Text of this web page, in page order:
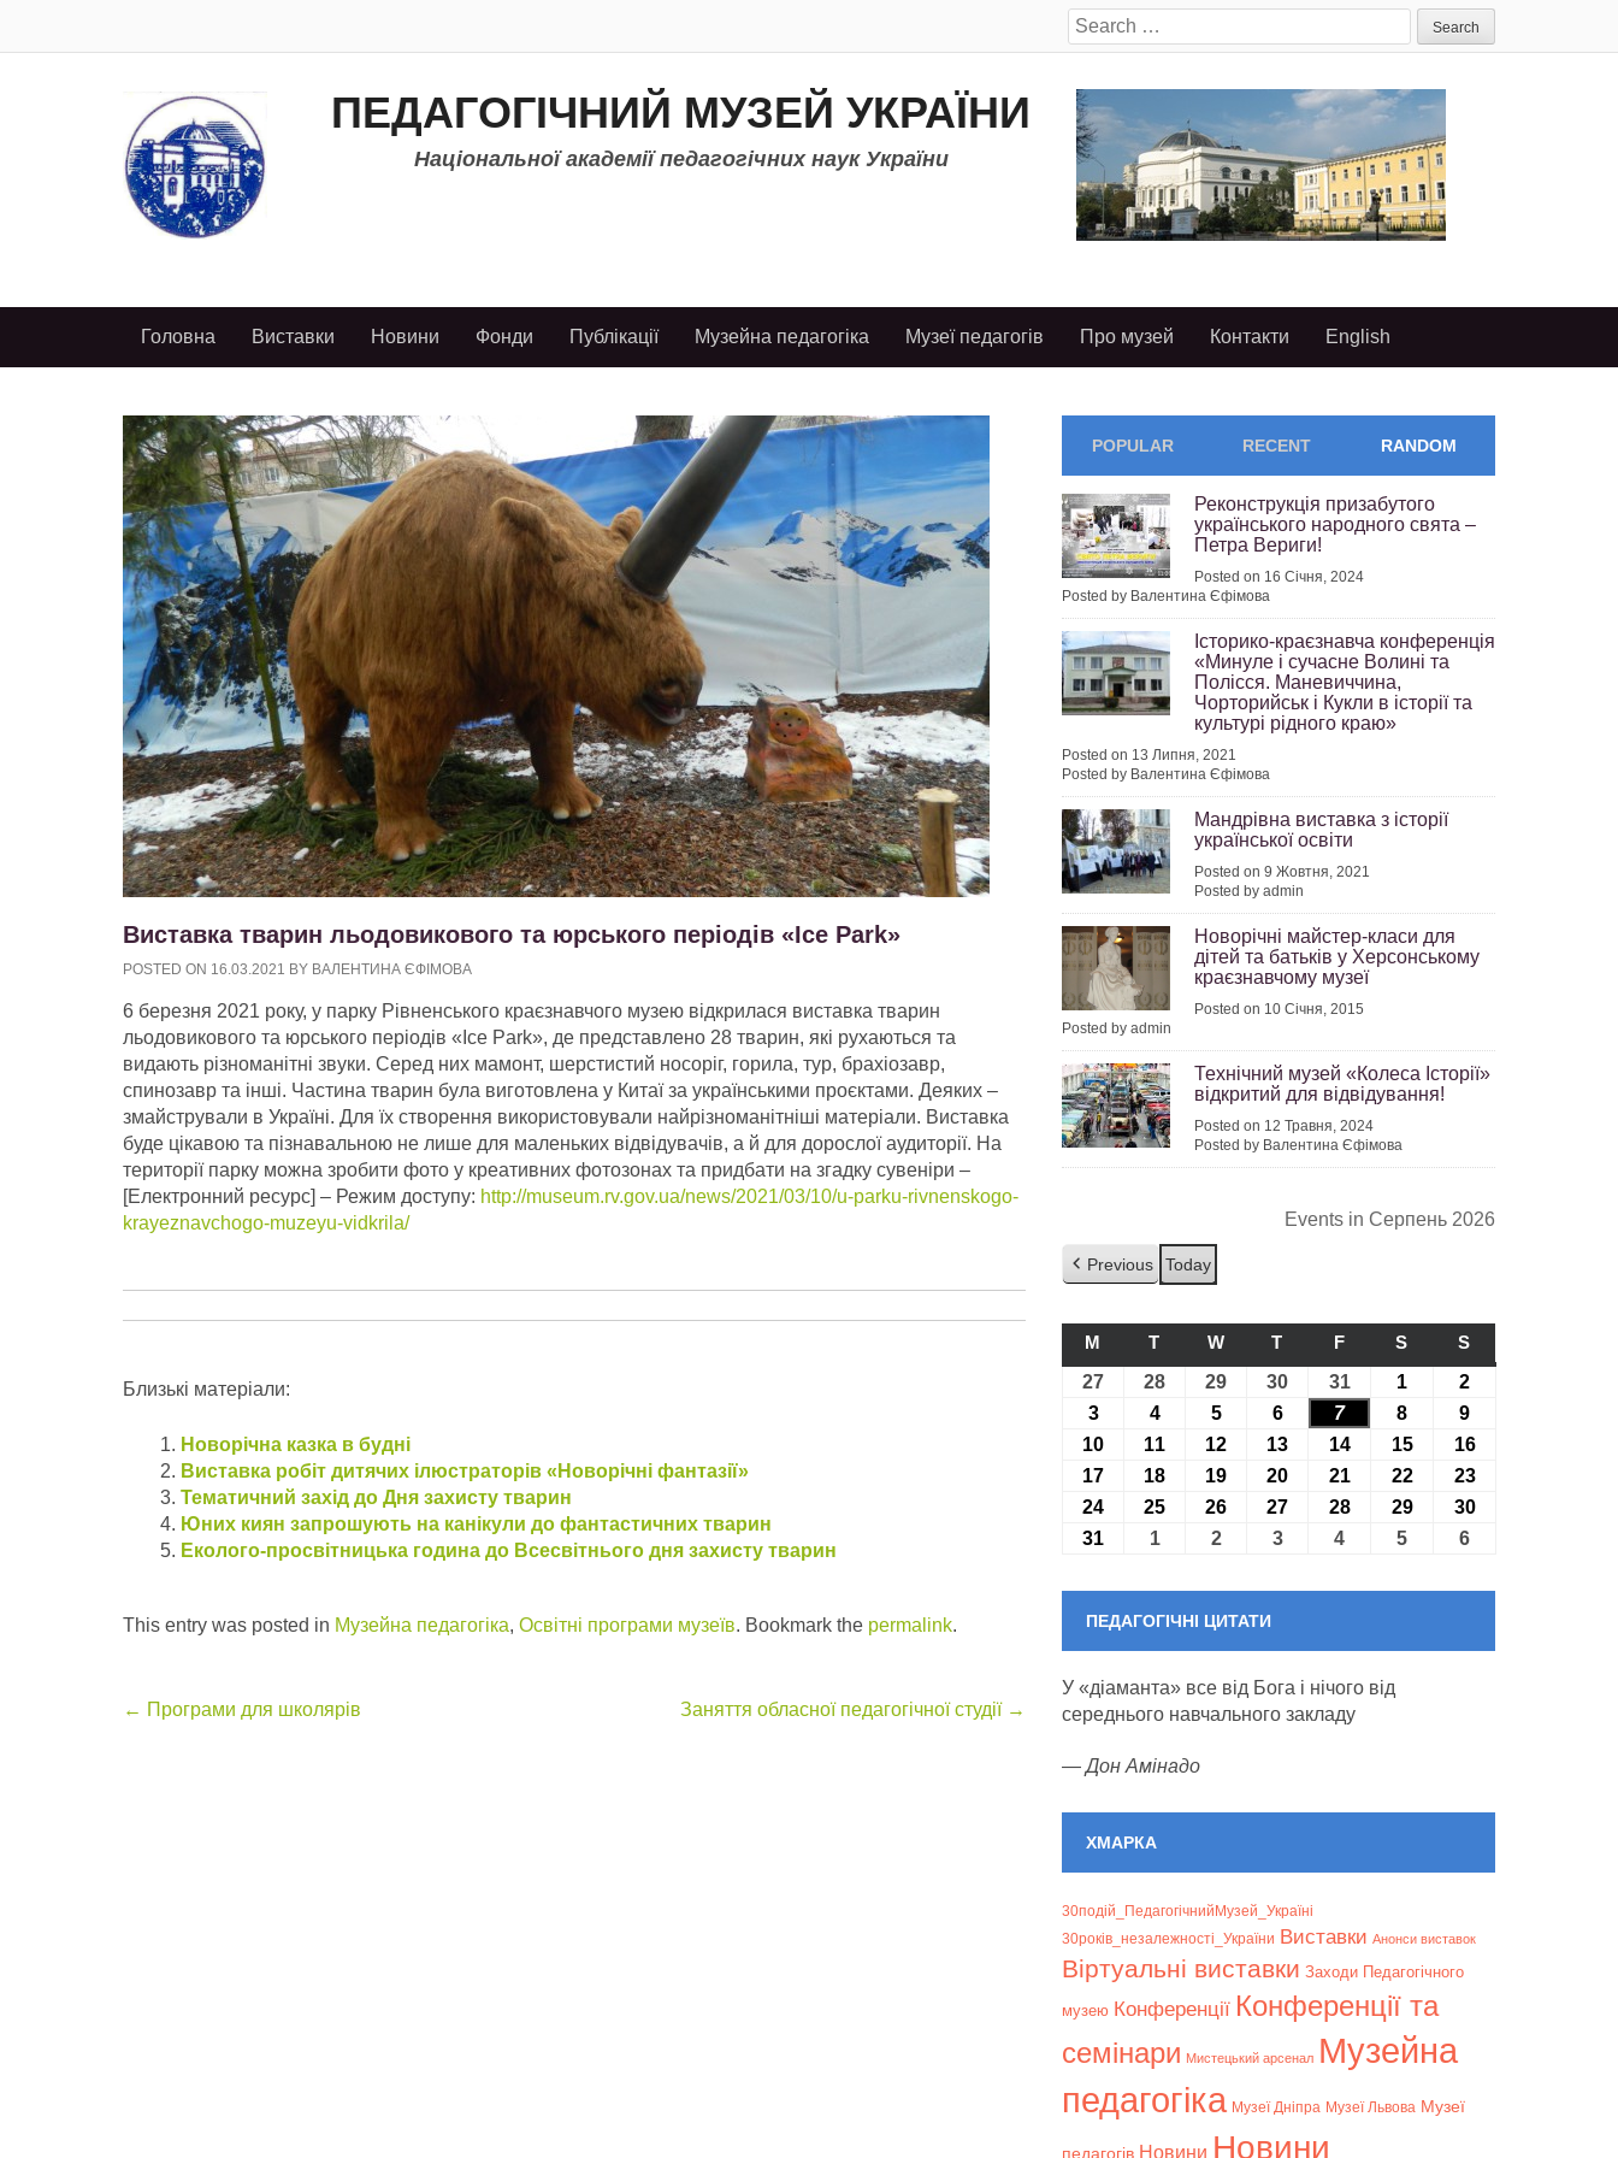
Search
for:
ПЕДАГОГІЧНИЙ МУЗЕЙ УКРАЇНИ
Національної академії педагогічних наук України
Головна Виставки Новини Фонди Публікації Музейна педагогіка Музеї педагогів Про музей Контакти English
Виставка тварин льодовикового та юрського періодів «Ice Park»
POSTED ON 16.03.2021 BY ВАЛЕНТИНА ЄФІМОВА
6 березня 2021 року, у парку Рівненського краєзнавчого музею відкрилася виставка тварин
льодовикового та юрського періодів «Ice Park», де представлено 28 тварин, які рухаються та
видають різноманітні звуки. Серед них мамонт, шерстистий носоріг, горила, тур, брахіозавр,
спинозавр та інші. Частина тварин була виготовлена у Китаї за українськими проєктами. Деяких –
змайстрували в Україні. Для їх створення використовували найрізноманітніші матеріали. Виставка
буде цікавою та пізнавальною не лише для маленьких відвідувачів, а й для дорослої аудиторії. На
території парку можна зробити фото у креативних фотозонах та придбати на згадку сувеніри –
[Електронний ресурс] – Режим доступу: http://museum.rv.gov.ua/news/2021/03/10/u-parku-rivnenskogo-
krayeznavchogo-muzeyu-vidkrila/
Близькі матеріали:
Новорічна казка в будні
Виставка робіт дитячих ілюстраторів «Новорічні фантазії»
Тематичний захід до Дня захисту тварин
Юних киян запрошують на канікули до фантастичних тварин
Еколого-просвітницька година до Всесвітнього дня захисту тварин
This entry was posted in Музейна педагогіка, Освітні програми музеїв. Bookmark the permalink.
Post
← Програми для школярів Заняття обласної педагогічної студії →
POPULAR RECENT RANDOM
Реконструкція призабутого
українського народного свята –
Петра Вериги!
Posted on 16 Січня, 2024
Posted by Валентина Єфімова
Історико-краєзнавча конференція
«Минуле і сучасне Волині та
Полісся. Маневиччина,
Чорторийськ і Кукли в історії та
культурі рідного краю»
Posted on 13 Липня, 2021
Posted by Валентина Єфімова
Мандрівна виставка з історії
української освіти
Posted on 9 Жовтня, 2021
Posted by admin
Новорічні майстер-класи для
дітей та батьків у Херсонському
краєзнавчому музеї
Posted on 10 Січня, 2015
Posted by admin
Технічний музей «Колеса Історії»
відкритий для відвідування!
Posted on 12 Травня, 2024
Posted by Валентина Єфімова
Events in Серпень 2026
Previous Today
M ПОНЕДІЛОК
T ВІВТОРОК
WСЕРЕДА
T ЧЕТВЕР
FП’ЯТНИЦЯ
S СУБОТА
S
27 27.07.2026
28 28.07.2026
29 29.07.2026
30 30.07.2026
3131.07.2026
1 01.08.2026
2
303.08.2026
404.08.2026
505.08.2026
606.08.2026
707.08.2026
8 08.08.2026
9
10 10.08.2026
11 11.08.2026
12 12.08.2026
13 13.08.2026
1414.08.2026
1515.08.2026
1616.08.2026
17 17.08.2026
18 18.08.2026
19 19.08.2026
20 20.08.2026
2121.08.2026
2222.08.2026
2323.08.2026
24 24.08.2026
25 25.08.2026
26 26.08.2026
27 27.08.2026
2828.08.2026
2929.08.2026
3030.08.2026
31 31.08.2026
101.09.2026
202.09.2026
303.09.2026
4 04.09.2026
5 05.09.2026
6
ПЕДАГОГІЧНІ ЦИТАТИ
У «діаманта» все від Бога і нічого від
середнього навчального закладу
—Дон Амінадо
ХМАРКА
30подій_ПедагогічнийМузей_Україні
30років_незалежності_України Bиставки Анонси виставок
Віртуальні виставки Заходи Педагогічного
музею Конференції Конференції та
семінари Мистецький арсенал Музейна
педагогіка Музеї Дніпра Музеї Львова Музеї
педагогів Новини Новини